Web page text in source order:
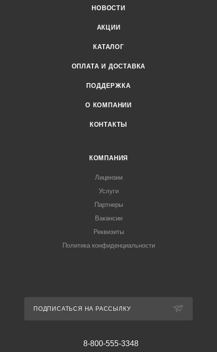
НОВОСТИ
АКЦИИ
КАТАЛОГ
ОПЛАТА И ДОСТАВКА
ПОДДЕРЖКА
О КОМПАНИИ
КОНТАКТЫ
КОМПАНИЯ
Лицензии
Услуги
Партнеры
Вакансии
Реквизиты
Политика конфиденциальности
ПОДПИСАТЬСЯ НА РАССЫЛКУ
8-800-555-3348